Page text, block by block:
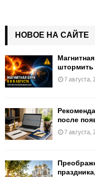
НОВОЕ НА САЙТЕ
штормить
7 августа,
после
7 августа,